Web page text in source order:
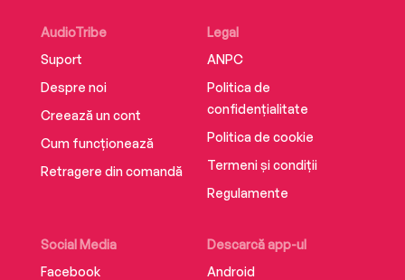
AudioTribe
Suport
Despre noi
Creează un cont
Cum funcționează
Retragere din comandă
Social Media
Facebook
Descarcă app-ul
Android
Legal
ANPC
Politica de
confidențialitate
Politica de cookie
Termeni și condiții
Regulamente